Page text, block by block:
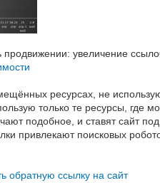
увеличение
ресурсах, не
только те ресурсы, где
подобное, и ставят сайт
привлекают поисковых
обратную ссылку на сайт